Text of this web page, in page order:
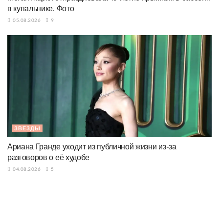
в купальнике. Фото
05.08.2026 9
ЗВЕЗДЫ
Ариана Гранде уходит из публичной жизни из-за
разговоров о её худобе
04.08.2026 5